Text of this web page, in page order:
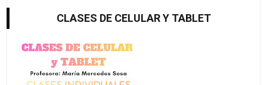
CLASES DE CELULAR Y TABLET